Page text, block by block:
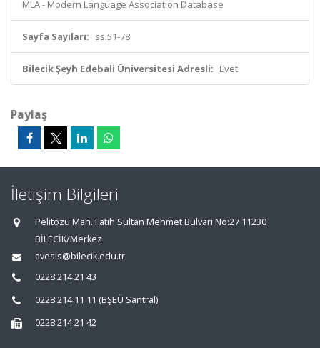
MLA - Modern Language Association Database
Sayfa Sayıları: ss.51-78
Bilecik Şeyh Edebali Üniversitesi Adresli: Evet
Paylaş
İletişim Bilgileri
Pelitözü Mah. Fatih Sultan Mehmet Bulvarı No:27 11230
BİLECİK/Merkez
avesis@bilecik.edu.tr
0228 214 21 43
0228 214 11 11 (BŞEÜ Santral)
0228 214 21 42